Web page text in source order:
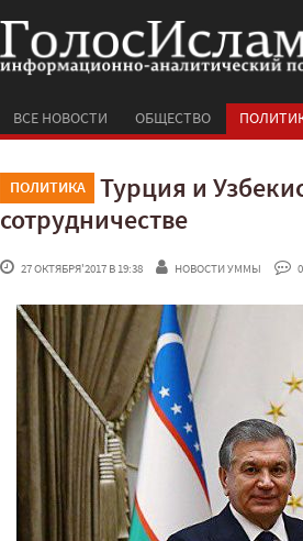
ВСЕ НОВОСТИ ОБЩЕСТВО
ПОЛИТИКА
Турция и
сотрудничестве
27 ОКТЯБРЯ'2017 В 19:38 НОВОСТИ УММЫ 0